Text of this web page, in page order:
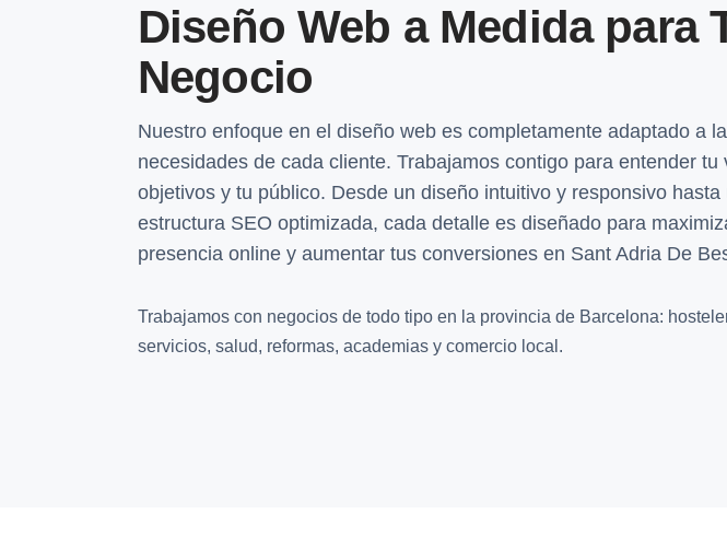
Diseño Web a Medida para
Negocio
Nuestro enfoque en el diseño web es completamente adaptado a
necesidades de cada cliente. Trabajamos contigo para entender tu
objetivos y tu público. Desde un diseño intuitivo y responsivo hasta
estructura SEO optimizada, cada detalle es diseñado para
presencia online y aumentar tus conversiones en Sant Adria De
Trabajamos con negocios de todo tipo en la provincia de Barcelona:
servicios, salud, reformas, academias y comercio local.